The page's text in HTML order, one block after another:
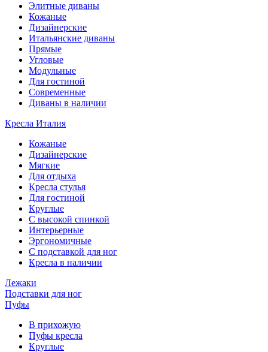
Элитные диваны
Кожаные
Дизайнерские
Итальянские диваны
Прямые
Угловые
Модульные
Для гостиной
Современные
Диваны в наличии
Кресла Италия
Кожаные
Дизайнерские
Мягкие
Для отдыха
Кресла стулья
Для гостиной
Круглые
С высокой спинкой
Интерьерные
Эргономичные
С подставкой для ног
Кресла в наличии
Лежаки
Подставки для ног
Пуфы
В прихожую
Пуфы кресла
Круглые